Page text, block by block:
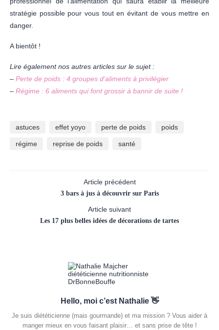
stratégie possible pour vous tout en évitant de vous mettre en
danger.
A bientôt !
Lire également nos autres articles sur le sujet :
– Perte de poids : 4 groupes d’aliments à privilégier
– Régime : 6 aliments qui font grossir à bannir de suite !
astuces effet yoyo perte de poids poids
régime reprise de poids santé
Article précédent
3 bars à jus à découvrir sur Paris
Article suivant
Les 17 plus belles idées de décorations de tartes
Hello, moi c’est Nathalie 👋
Je suis diététicienne (mais gourmande) et ma mission ? Vous aider à
manger mieux en vous faisant plaisir… et sans prise de tête !